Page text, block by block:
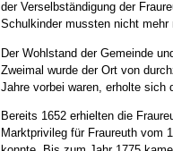
der Verselbständigung der
Schulkinder mussten nicht
Der Wohlstand der Gemeinde
Zweimal wurde der Ort von
Jahre vorbei waren, erholte sich
Bereits 1652 erhielten die
Marktprivileg für Fraureuth vom